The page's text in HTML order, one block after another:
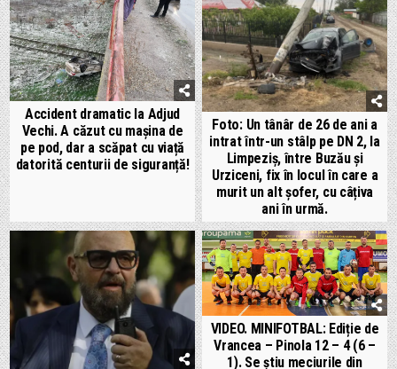
Accident dramatic la Adjud
Vechi. A căzut cu mașina de
pe pod, dar a scăpat cu viață
datorită centurii de siguranță!
Foto: Un tânâr de 26 de ani a
intrat într-un stâlp pe DN 2, la
Limpeziș, între Buzău și
Urziceni, fix în locul în care a
murit un alt șofer, cu câțiva
ani în urmă.
VIDEO. MINIFOTBAL: Ediție de
Vrancea – Pinola 12 – 4 (6 –
1). Se știu meciurile din